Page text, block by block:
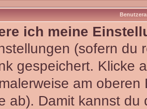
ich meine
(sofern du
gespeichert. Klicke
am
ab). Damit kannst